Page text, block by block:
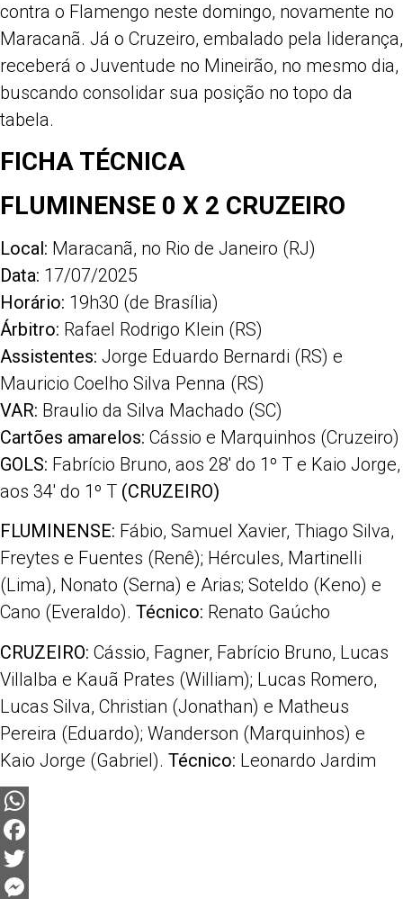
contra o Flamengo neste domingo, novamente no
Maracanã. Já o Cruzeiro, embalado pela liderança,
receberá o Juventude no Mineirão, no mesmo dia,
buscando consolidar sua posição no topo da
tabela.
FICHA TÉCNICA
FLUMINENSE 0 X 2 CRUZEIRO
Local: Maracanã, no Rio de Janeiro (RJ)
Data: 17/07/2025
Horário: 19h30 (de Brasília)
Árbitro: Rafael Rodrigo Klein (RS)
Assistentes: Jorge Eduardo Bernardi (RS) e
Mauricio Coelho Silva Penna (RS)
VAR: Braulio da Silva Machado (SC)
Cartões amarelos: Cássio e Marquinhos (Cruzeiro)
GOLS: Fabrício Bruno, aos 28′ do 1º T e Kaio Jorge,
aos 34′ do 1º T (CRUZEIRO)
FLUMINENSE: Fábio, Samuel Xavier, Thiago Silva,
Freytes e Fuentes (Renê); Hércules, Martinelli
(Lima), Nonato (Serna) e Arias; Soteldo (Keno) e
Cano (Everaldo). Técnico: Renato Gaúcho
CRUZEIRO: Cássio, Fagner, Fabrício Bruno, Lucas
Villalba e Kauã Prates (William); Lucas Romero,
Lucas Silva, Christian (Jonathan) e Matheus
Pereira (Eduardo); Wanderson (Marquinhos) e
Kaio Jorge (Gabriel). Técnico: Leonardo Jardim
WhatsApp
Facebook
Twitter